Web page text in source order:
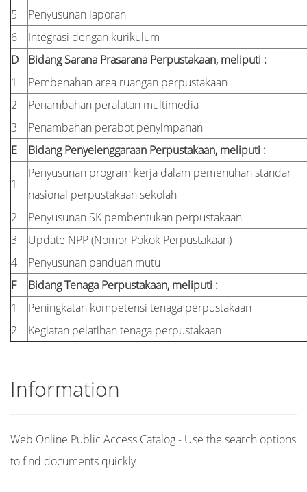
5
Penyusunan laporan
6
Integrasi dengan kurikulum
D
Bidang Sarana Prasarana Perpustakaan, meliputi :
1
Pembenahan area ruangan perpustakaan
2
Penambahan peralatan multimedia
3
Penambahan perabot penyimpanan
E
Bidang Penyelenggaraan Perpustakaan, meliputi :
1
Penyusunan program kerja dalam pemenuhan standar
nasional perpustakaan sekolah
2
Penyusunan SK pembentukan perpustakaan
3
Update NPP (Nomor Pokok Perpustakaan)
4
Penyusunan panduan mutu
F
Bidang Tenaga Perpustakaan, meliputi :
1
Peningkatan kompetensi tenaga perpustakaan
2
Kegiatan pelatihan tenaga perpustakaan
Information
Web Online Public Access Catalog - Use the search options
to find documents quickly